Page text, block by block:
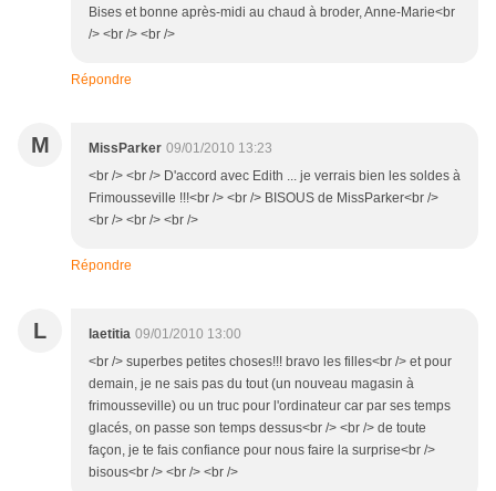
Bises et bonne après-midi au chaud à broder, Anne-Marie<br
/> <br /> <br />
Répondre
M MissParker 09/01/2010 13:23
<br /> <br /> D'accord avec Edith ... je verrais bien les soldes à
Frimousseville !!!<br /> <br /> BISOUS de MissParker<br />
<br /> <br /> <br />
Répondre
L laetitia 09/01/2010 13:00
<br /> superbes petites choses!!! bravo les filles<br /> et pour
demain, je ne sais pas du tout (un nouveau magasin à
frimousseville) ou un truc pour l'ordinateur car par ses temps
glacés, on passe son temps dessus<br /> <br /> de toute
façon, je te fais confiance pour nous faire la surprise<br />
bisous<br /> <br /> <br />